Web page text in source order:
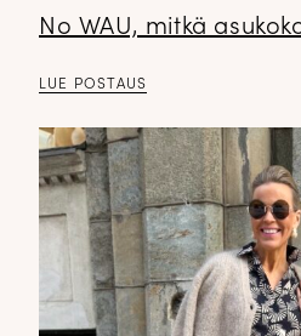
No WAU, mitkä
LUE POSTAUS